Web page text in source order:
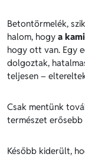
Betontörmelék,
halom, hogy a
hogy ott van. Egy
dolgoztak,
teljesen –
Csak mentünk
természet erősebb
Később kiderült,